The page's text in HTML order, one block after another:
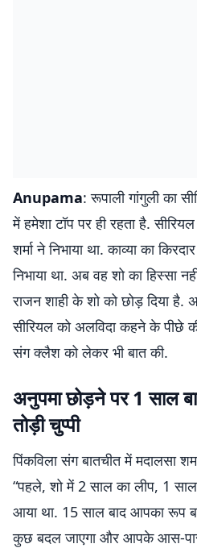
Anupama: रूपाली गांगुली का
में हमेशा टॉप पर ही रहता है.
शर्मा ने निभाया था. काव्या का
निभाया था. अब वह शो का हिस्सा
राजन शाही के शो को छोड़ दिया
सीरियल को अलविदा कहने के पीछे
संग क्लैश को लेकर भी बात की.
अनुपमा छोड़ने पर 1 साल
तोड़ी चुप्पी
पिंकविला संग बातचीत में मदालसा
“पहले, शो में 2 साल का लीप, 1
आया था. 15 साल बाद आपका रूप
कुछ बदल जाएगा और आपके आस-पास